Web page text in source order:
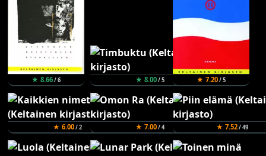
★ 8.66/ 6 ★ 8.00/ 5 ★ 7.20/ 5
★ 6.00/ 2 ★ 7.00/ 4 ★ 7.52/ 49